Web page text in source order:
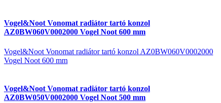
Vogel&Noot Vonomat radiátor tartó konzol
AZ0BW060V0002000 Vogel Noot 600 mm
Vogel&Noot Vonomat radiátor tartó konzol AZ0BW060V0002000
Vogel Noot 600 mm
Vogel&Noot Vonomat radiátor tartó konzol
AZ0BW050V0002000 Vogel Noot 500 mm